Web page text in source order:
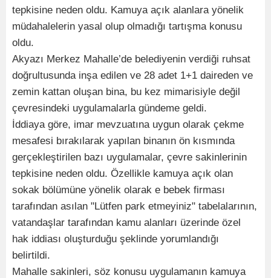
tepkisine neden oldu. Kamuya açık alanlara yönelik
müdahalelerin yasal olup olmadığı tartışma konusu
oldu.
Akyazı Merkez Mahalle’de belediyenin verdiği ruhsat
doğrultusunda inşa edilen ve 28 adet 1+1 daireden ve
zemin kattan oluşan bina, bu kez mimarisiyle değil
çevresindeki uygulamalarla gündeme geldi.
İddiaya göre, imar mevzuatına uygun olarak çekme
mesafesi bırakılarak yapılan binanın ön kısmında
gerçekleştirilen bazı uygulamalar, çevre sakinlerinin
tepkisine neden oldu. Özellikle kamuya açık olan
sokak bölümüne yönelik olarak e bebek firması
tarafından asılan "Lütfen park etmeyiniz" tabelalarının,
vatandaşlar tarafından kamu alanları üzerinde özel
hak iddiası oluşturduğu şeklinde yorumlandığı
belirtildi.
Mahalle sakinleri, söz konusu uygulamanın kamuya